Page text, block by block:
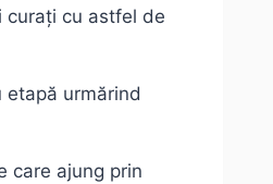
curați cu astfel de
etapă urmărind
care ajung prin